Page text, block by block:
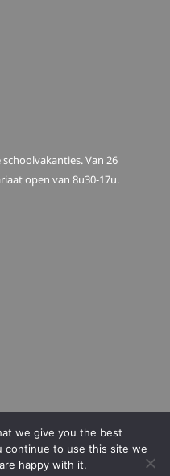
Van 26
open van 8u30-17u.
we give you the best
continue to use this site we
happy with it.